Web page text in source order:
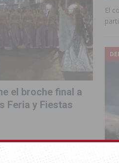
El
el broche final a
Feria y Fiestas
durante más de una
conciertos,